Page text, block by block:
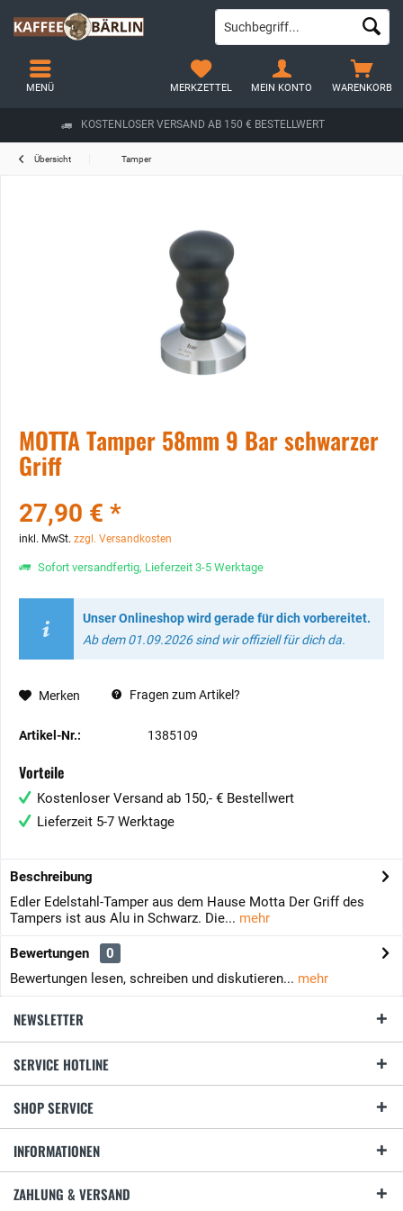
KOSTENLOSER VERSAND AB 150 € BESTELLWERT
WARENKORB
MERKZETTEL MEIN KONTO
MENÜ
Übersicht Tamper
MOTTA Tamper 58mm 9 Bar schwarzer
Griff
27,90 € *
inkl. MwSt. zzgl. Versandkosten
Sofort versandfertig, Lieferzeit 3-5 Werktage
Unser Onlineshop wird gerade für dich vorbereitet.
Ab dem 01.09.2026 sind wir offiziell für dich da.
Merken Fragen zum Artikel?
Artikel-Nr.: 1385109
Vorteile
Kostenloser Versand ab 150,- € Bestellwert
Lieferzeit 5-7 Werktage
Beschreibung
Edler Edelstahl-Tamper aus dem Hause Motta Der Griff des
Tampers ist aus Alu in Schwarz. Die... mehr
Bewertungen
0
Bewertungen lesen, schreiben und diskutieren... mehr
NEWSLETTER
SERVICE HOTLINE
SHOP SERVICE
INFORMATIONEN
ZAHLUNG & VERSAND